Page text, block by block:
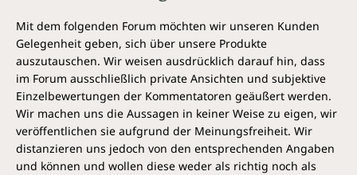
Mit dem folgenden Forum möchten wir unseren Kunden
Gelegenheit geben, sich über unsere Produkte
auszutauschen. Wir weisen ausdrücklich darauf hin, dass
im Forum ausschließlich private Ansichten und subjektive
Einzelbewertungen der Kommentatoren geäußert werden.
Wir machen uns die Aussagen in keiner Weise zu eigen, wir
veröffentlichen sie aufgrund der Meinungsfreiheit. Wir
distanzieren uns jedoch von den entsprechenden Angaben
und können und wollen diese weder als richtig noch als